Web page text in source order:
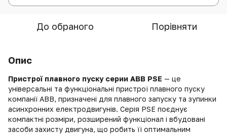
До обраного Порівняти
Опис
Пристрої плавного пуску серии ABB PSE — це
універсальні та функціональні пристрої плавного пуску
компанії ABB, призначені для плавного запуску та зупинки
асинхронних електродвигунів. Серія PSE поєднує
компактні розміри, розширений функціонал і вбудовані
засоби захисту двигуна, що робить її оптимальним